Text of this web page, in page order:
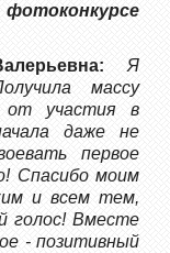
Я
массу
от участия в
даже не
первое
Спасибо моим
и всем тем,
голос! Вместе
- позитивный